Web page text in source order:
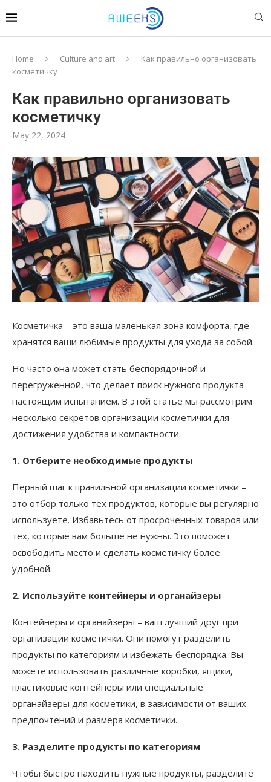
Home Culture and art
Как правильно организовать
косметичку
Как правильно организовать
косметичку
May 22, 2024
Косметичка – это ваша маленькая зона комфорта, где
хранятся ваши любимые продукты для ухода за собой.
Но часто она может стать беспорядочной и
перегруженной, что делает поиск нужного продукта
настоящим испытанием. В этой статье мы рассмотрим
несколько секретов организации косметички для
достижения удобства и компактности.
1. Отберите необходимые продукты
Первый шаг к правильной организации косметички –
это отбор только тех продуктов, которые вы регулярно
используете. Избавьтесь от просроченных товаров или
тех, которые вам больше не нужны. Это поможет
освободить место и сделать косметичку более
удобной.
2. Используйте контейнеры и органайзеры
Контейнеры и органайзеры – ваш лучший друг при
организации косметички. Они помогут разделить
продукты по категориям и избежать беспорядка. Вы
можете использовать различные коробки, ящики,
пластиковые контейнеры или специальные
органайзеры для косметики, в зависимости от ваших
предпочтений и размера косметички.
3. Разделите продукты по категориям
Чтобы быстро находить нужные продукты, разделите